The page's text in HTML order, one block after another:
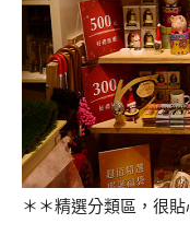
＊＊精選分類區，很貼